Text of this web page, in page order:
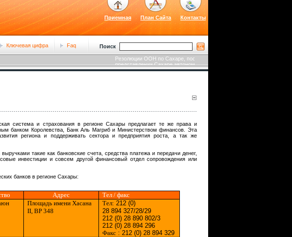
Приемная План Сайта Контакты
Ключевая цифра Faq
Поиск
Резолюции ООН по Сахаре, после создания ККСДС и текст
представлении Сахаре автономии
система и страхования в регионе Сахары предлагает те же права и
банком Королевства, Банк Aль Maгриб и Министерством финансов. Эта
региона и поддерживать сектора и предприятия роста, а так же
такие как банковские счета, средства платежа и передачи денег,
инвестиции и совсем другой финансовый отдел сопровождения или
банков в регионе Сахары:
Адрес Tел / факс
Площадь имени Хасана
II, BP348
Tел: 212 (0)
28 894 327/28/29
212 (0) 28 890 802/3
212 (0) 28 894 296
Факс: 212 (0) 28 894 329